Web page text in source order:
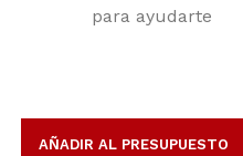
para ayudarte
AÑADIR AL PRESUPUESTO